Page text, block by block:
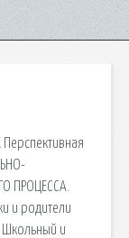
ПРОЦЕССА.
и родители
и